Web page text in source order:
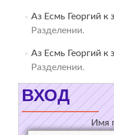
Аз Есмь Георгий к
Разделении.
Аз Есмь Георгий к
Разделении.
ВХОД
Имя